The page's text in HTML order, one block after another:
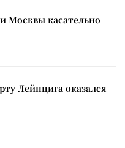
Москвы касательно
Лейпцига оказался